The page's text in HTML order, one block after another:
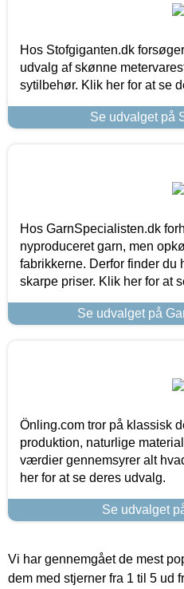
Hos Stofgiganten.dk
udvalg af skønne
sytilbehør. Klik her for at se
Se udvalget på
Hos GarnSpecialisten.dk
nyproduceret garn, men
fabrikkerne. Derfor finder du
skarpe priser. Klik her for at
Se udvalget på
Önling.com tror på klassisk
produktion, naturlige
værdier gennemsyrer alt
her for at se deres udvalg.
Se udvalget
Vi har gennemgået de mest
dem med stjerner fra 1 til 5 ud